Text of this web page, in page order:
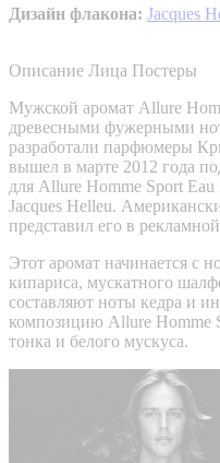
Дизайн флакона: Jacques
Описание Лица Постеры
Мужской аромат Allure
древесными фужерными
разработали парфюмеры
вышел в марте 2012 года
для Allure Homme Sport Eau
Jacques Helleu.
представил его в
Этот аромат начинается с
кипариса, мускатного
составляют ноты кедра и
композицию Allure Homme
тонка и белого мускуса.